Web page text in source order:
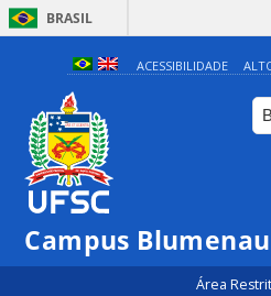
BRASIL
ACESSIBILIDADE
Campus Blumenau
Área